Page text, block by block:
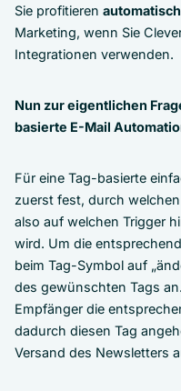
Sie profitieren automatisch
Marketing, wenn Sie
Integrationen verwenden.
Nun zur eigentlichen
basierte E-Mail
Für eine Tag-basierte
zuerst fest, durch
also auf welchen Trigger
wird. Um die
beim Tag-Symbol auf
des gewünschten Tags
Empfänger die
dadurch diesen Tag
Versand des Newsletters